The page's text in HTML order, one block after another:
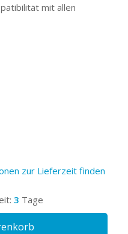
mit allen
zur Lieferzeit finden
3 Tage